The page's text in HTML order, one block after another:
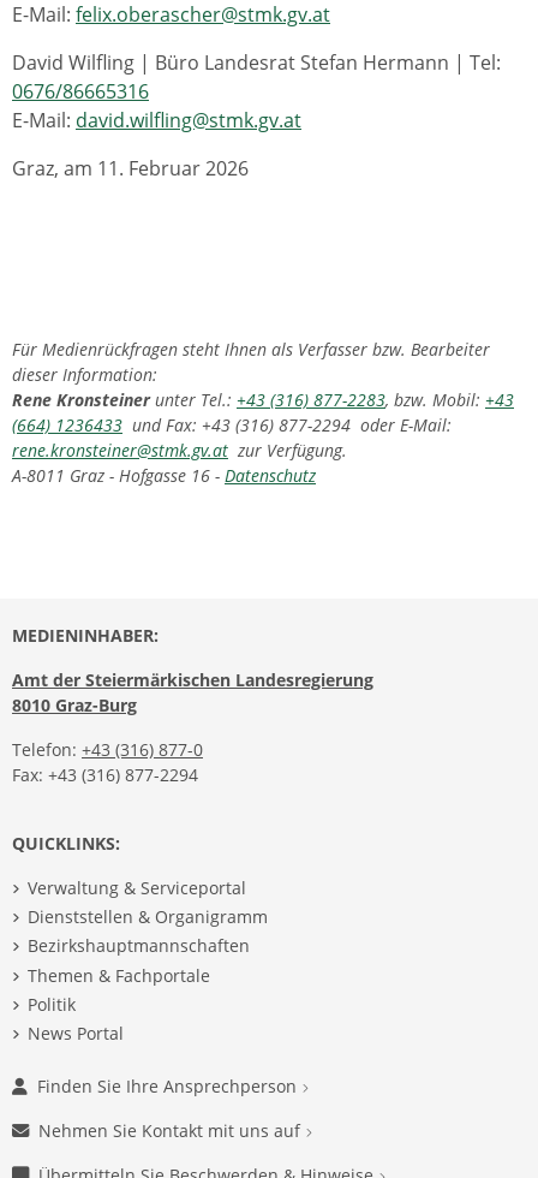
E-Mail: felix.oberascher@stmk.gv.at
David Wilfling | Büro Landesrat Stefan Hermann | Tel:
0676/86665316
E-Mail: david.wilfling@stmk.gv.at
Graz, am 11. Februar 2026
Für Medienrückfragen steht Ihnen als Verfasser bzw. Bearbeiter
dieser Information:
Rene Kronsteinerunter Tel.: +43 (316) 877-2283, bzw. Mobil: +43
(664) 1236433 und Fax: +43 (316) 877-2294 oder E-Mail:
rene.kronsteiner@stmk.gv.at zur Verfügung.
A-8011 Graz - Hofgasse 16 - Datenschutz
MEDIENINHABER:
Amt der Steiermärkischen Landesregierung
8010 Graz-Burg
Telefon: +43 (316) 877-0
Fax: +43 (316) 877-2294
QUICKLINKS:
Verwaltung & Serviceportal
Dienststellen & Organigramm
Bezirkshauptmannschaften
Themen & Fachportale
Politik
News Portal
Finden Sie Ihre Ansprechperson
Nehmen Sie Kontakt mit uns auf